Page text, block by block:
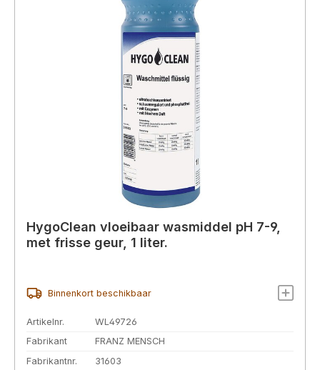
HygoClean vloeibaar wasmiddel pH 7-9,
met frisse geur, 1 liter.
Binnenkort beschikbaar
Artikelnr.
WL49726
Fabrikant
FRANZ MENSCH
Fabrikantnr.
31603